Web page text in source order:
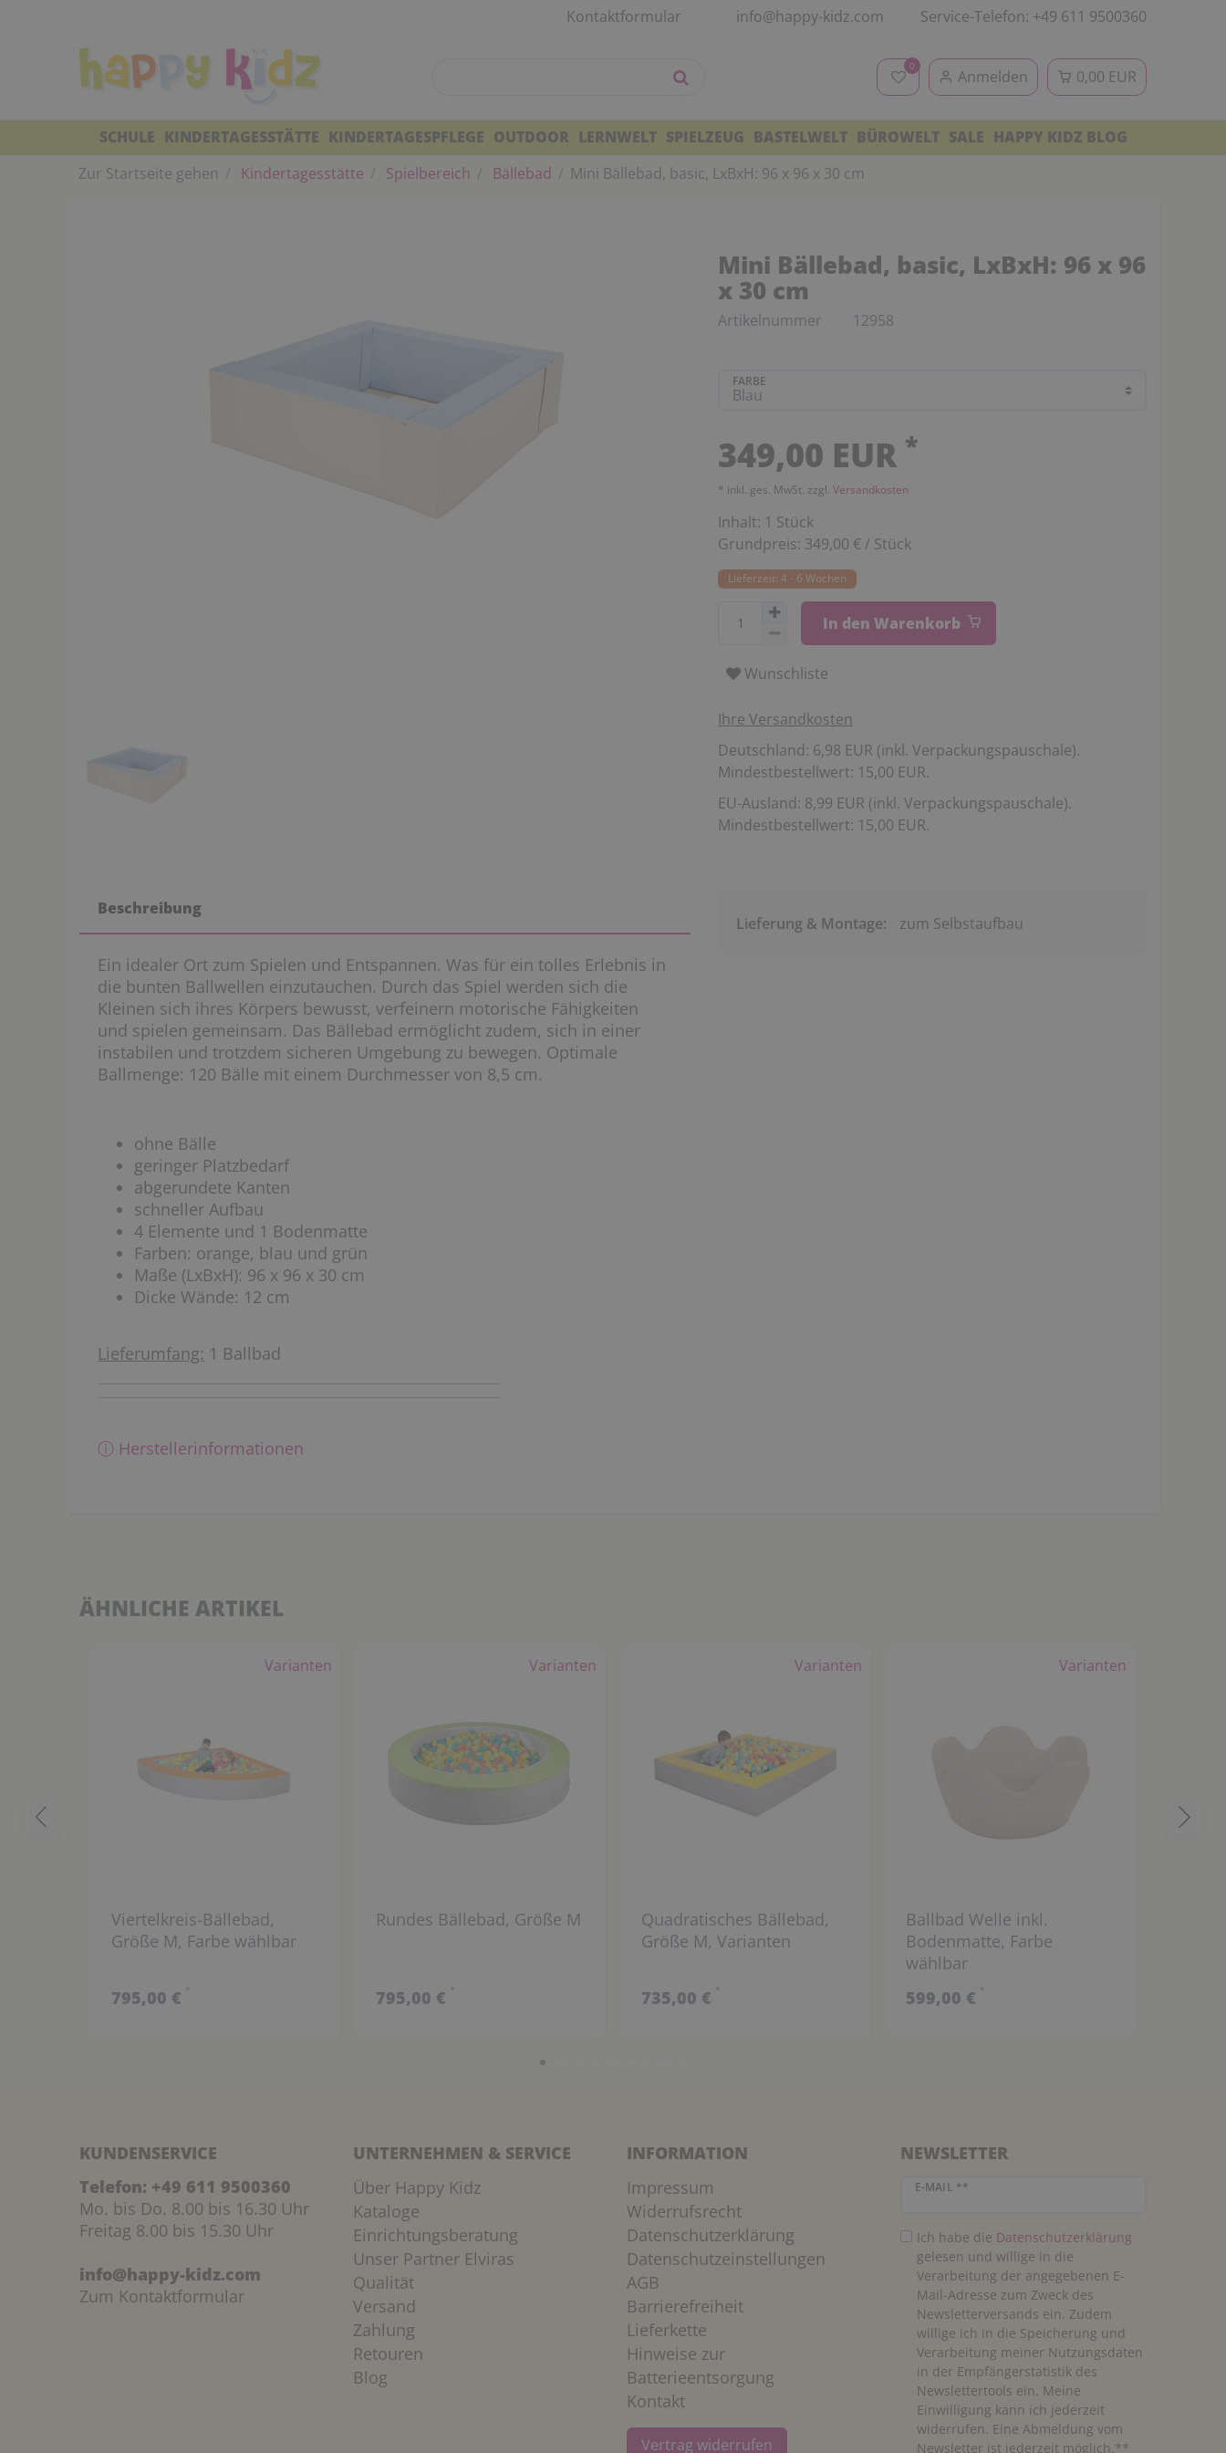
Kontaktformular info@happy-kidz.com Service-Telefon: +49 611 9500360
0
Anmelden 0,00 EUR
SCHULE KINDERTAGESSTÄTTE KINDERTAGESPFLEGE OUTDOOR LERNWELT SPIELZEUG BASTELWELT BÜROWELT SALE HAPPY KIDZ BLOG
Zur Startseite gehen
Kindertagesstätte Spielbereich Bällebad Mini Bällebad, basic, LxBxH: 96 x 96 x 30 cm
Mini Bällebad, basic, LxBxH: 96 x 96
x 30 cm
Artikelnummer 12958
FARBE
349,00 EUR *
* inkl. ges. MwSt. zzgl. Versandkosten
Inhalt: 1 Stück
Grundpreis: 349,00 € / Stück
Lieferzeit: 4 - 6 Wochen
In den Warenkorb
Wunschliste
Ihre Versandkosten
Deutschland: 6,98 EUR (inkl. Verpackungspauschale).
Mindestbestellwert: 15,00 EUR.
EU-Ausland: 8,99 EUR (inkl. Verpackungspauschale).
Mindestbestellwert: 15,00 EUR.
Beschreibung
Ein idealer Ort zum Spielen und Entspannen. Was für ein tolles Erlebnis in
die bunten Ballwellen einzutauchen. Durch das Spiel werden sich die
Kleinen sich ihres Körpers bewusst, verfeinern motorische Fähigkeiten
und spielen gemeinsam. Das Bällebad ermöglicht zudem, sich in einer
instabilen und trotzdem sicheren Umgebung zu bewegen. Optimale
Ballmenge: 120 Bälle mit einem Durchmesser von 8,5 cm.
ohne Bälle
geringer Platzbedarf
abgerundete Kanten
schneller Aufbau
4 Elemente und 1 Bodenmatte
Farben: orange, blau und grün
Maße (LxBxH): 96 x 96 x 30 cm
Dicke Wände: 12 cm
Lieferumfang: 1 Ballbad
ⓘ Herstellerinformationen
Lieferung & Montage: zum Selbstaufbau
ÄHNLICHE ARTIKEL
Varianten
Viertelkreis-Bällebad,
Größe M, Farbe wählbar
795,00 € *
Varianten
Rundes Bällebad, Größe M
795,00 € *
Varianten
Quadratisches Bällebad,
Größe M, Varianten
735,00 € *
Varianten
Ballbad Welle inkl.
Bodenmatte, Farbe
wählbar
599,00 € *
KUNDENSERVICE
Telefon: +49 611 9500360
Mo. bis Do. 8.00 bis 16.30 Uhr
Freitag 8.00 bis 15.30 Uhr
info@happy-kidz.com
Zum Kontaktformular
UNTERNEHMEN & SERVICE
Über Happy Kidz
Kataloge
Einrichtungsberatung
Unser Partner Elviras
Qualität
Versand
Zahlung
Retouren
Blog
INFORMATION
Impressum
Widerrufsrecht
Datenschutzerklärung
Datenschutzeinstellungen
AGB
Barrierefreiheit
Lieferkette
Hinweise zur
Batterieentsorgung
Kontakt
Vertrag widerrufen
NEWSLETTER
E-MAIL **
Newsletter Honig
Ich habe die Daten­schutz­erklärung
gelesen und willige in die
Verarbeitung der angegebenen E-
Mail-Adresse zum Zweck des
Newsletterversands ein. Zudem
willige ich in die Speicherung und
Verarbeitung meiner Nutzungsdaten
in der Empfängerstatistik des
Newslettertools ein. Meine
Einwilligung kann ich jederzeit
widerrufen. Eine Abmeldung vom
Newsletter ist jederzeit möglich.**